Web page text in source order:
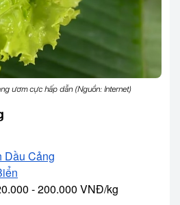
ươm cực hấp dẫn (Nguồn: Internet)
Dầu Cảng
- 200.000 VNĐ/kg